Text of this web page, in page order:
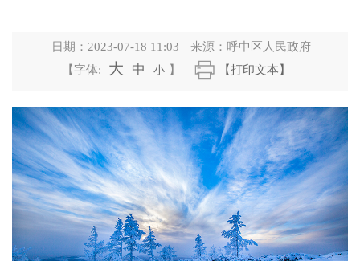
日期： 2023-07-18 11:03 来源： 呼中区人民政府
【字体:
大 中 小 】 【打印文本】